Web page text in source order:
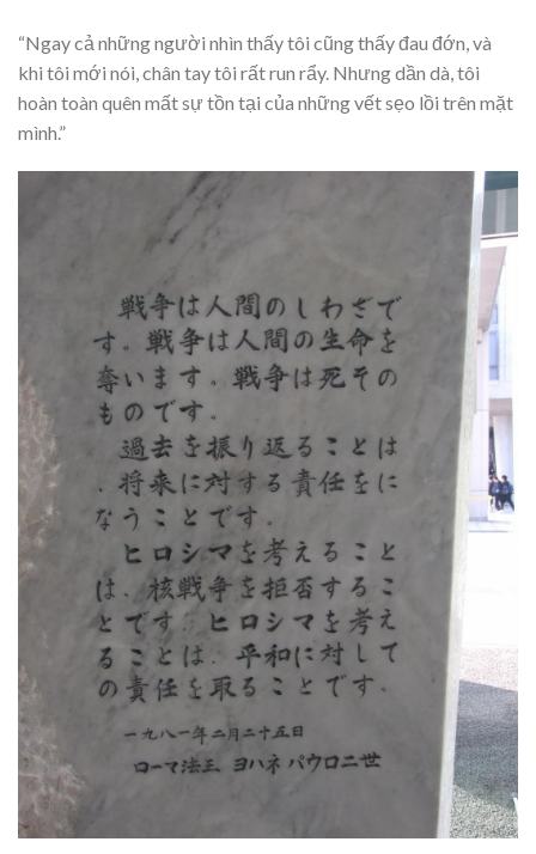
“Ngay cả những người nhìn thấy tôi cũng thấy đau đớn, và
khi tôi mới nói, chân tay tôi rất run rẩy. Nhưng dần dà, tôi
hoàn toàn quên mất sự tồn tại của những vết sẹo lồi trên mặt
mình.”